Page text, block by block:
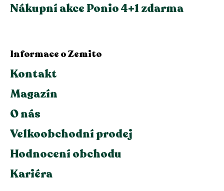
Nákupní akce Ponio 4+1 zdarma
Informace o Zemito
Kontakt
Magazín
O nás
Velkoobchodní prodej
Hodnocení obchodu
Kariéra